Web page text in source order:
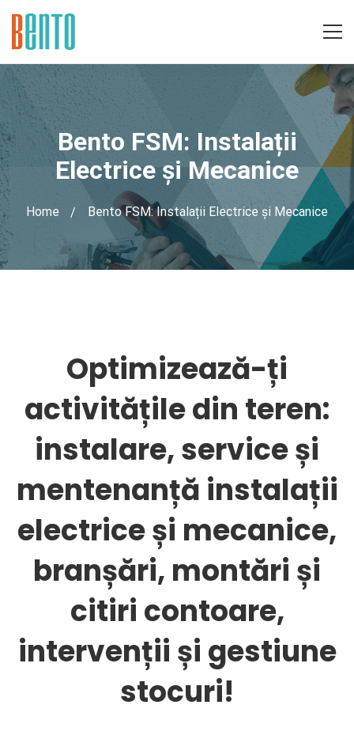
Bento FSM: Instalații
Electrice și Mecanice
Home Bento FSM: Instalații Electrice și Mecanice
Bento
FSM:
Instalații
Electrice
și
Mecanice
Optimizează-ți
activitățile din teren:
instalare, service și
mentenanță instalații
electrice și mecanice,
branșări, montări și
citiri contoare,
intervenții și gestiune
stocuri!